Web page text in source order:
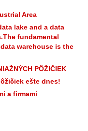
Area
lake and a data
fundamental
warehouse is the
PÔŽIČIEK
ešte dnes!
a firmami